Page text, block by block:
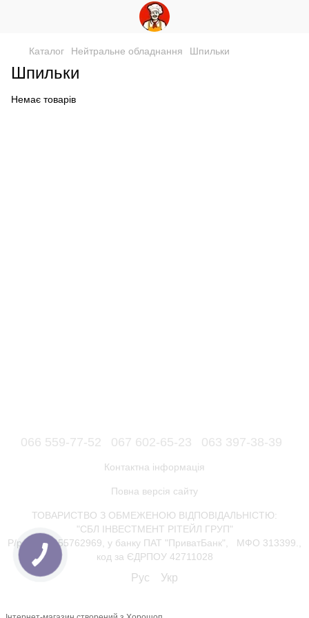
Каталог Нейтральне обладнання Шпильки
Шпильки
Немає товарів
066 559-77-52 067 602-65-23 063 397-38-39
Контактна інформація
Повна версія сайту
ТОВАРИСТВО З ОБМЕЖЕНОЮ ВІДПОВІДАЛЬНІСТЮ:
"СБЛ ІНВЕСТМЕНТ РІТЕЙЛ ГРУП"
Р/р 26006055762969, у банку ПАТ "ПриватБанк", МФО 313399.,
код за ЄДРПОУ 42711028
Рус Укр